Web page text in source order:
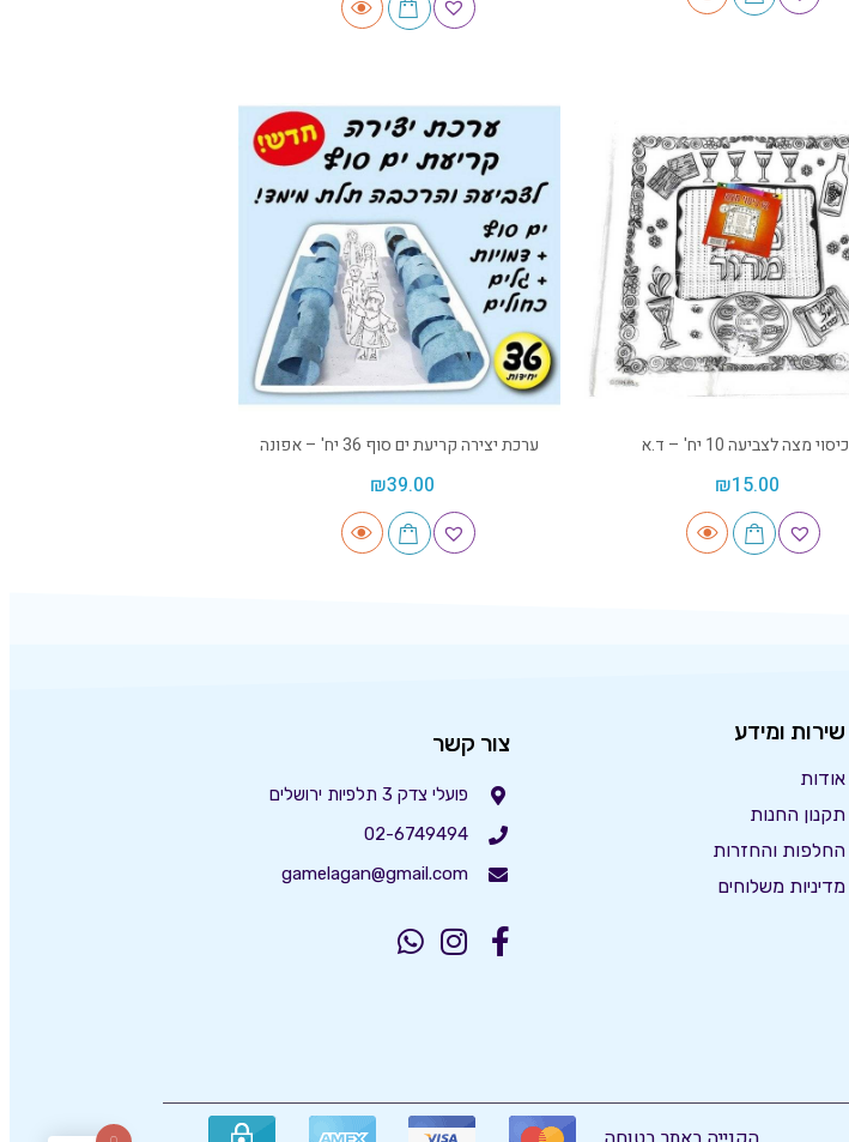
כיסוי מצה לצביעה 10 יח' – ד.א
₪15.00
ערכת יצירה קריעת ים סוף 36 יח' – אפונה
₪39.00
שירות ומידע
אודות
תקנון החנות
החלפות והחזרות
מדיניות משלוחים
צור קשר
פועלי צדק 3 תלפיות ירושלים
02-6749494
gamelagan@gmail.com